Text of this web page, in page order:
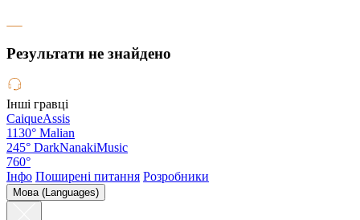
Результати не знайдено
Інші гравці
CaiqueAssis
1130° Malian
245° DarkNanakiMusic
760°
Інфо Поширені питання Розробники
Мова (Languages)